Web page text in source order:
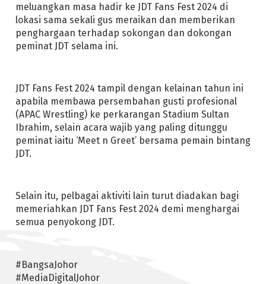
meluangkan masa hadir ke JDT Fans Fest 2024 di
lokasi sama sekali gus meraikan dan memberikan
penghargaan terhadap sokongan dan dokongan
peminat JDT selama ini.
JDT Fans Fest 2024 tampil dengan kelainan tahun ini
apabila membawa persembahan gusti profesional
(APAC Wrestling) ke perkarangan Stadium Sultan
Ibrahim, selain acara wajib yang paling ditunggu
peminat iaitu ‘Meet n Greet’ bersama pemain bintang
JDT.
Selain itu, pelbagai aktiviti lain turut diadakan bagi
memeriahkan JDT Fans Fest 2024 demi menghargai
semua penyokong JDT.
#BangsaJohor
#MediaDigitalJohor